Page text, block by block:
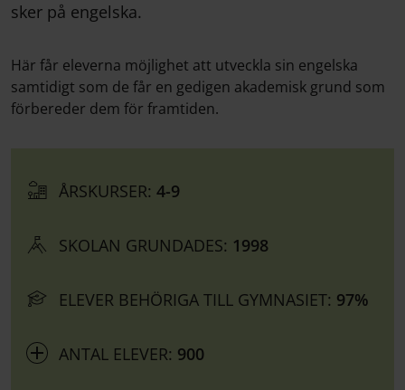
sker på engelska.
Här får eleverna möjlighet att utveckla sin engelska
samtidigt som de får en gedigen akademisk grund som
förbereder dem för framtiden.
ÅRSKURSER: 4-9
SKOLAN GRUNDADES: 1998
ELEVER BEHÖRIGA TILL GYMNASIET: 97%
ANTAL ELEVER: 900